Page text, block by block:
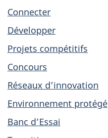
Connecter
Développer
Projets compétitifs
Concours
Réseaux d’innovation
Environnement protégé
Banc d’Essai